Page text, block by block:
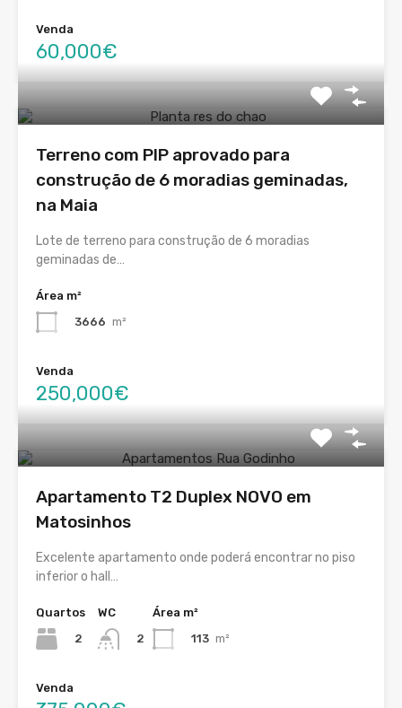
Venda
60,000€
Terreno com PIP aprovado para
construção de 6 moradias geminadas,
na Maia
Lote de terreno para construção de 6 moradias
geminadas de…
Área m²
3666 m²
Venda
250,000€
Apartamento T2 Duplex NOVO em
Matosinhos
Excelente apartamento onde poderá encontrar no piso
inferior o hall…
Quartos
2
WC
2
Área m²
113 m²
Venda